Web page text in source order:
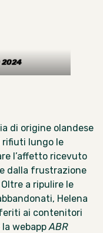
2024
di origine olandese
rifiuti lungo le
l’affetto ricevuto
dalla frustrazione
a ripulire le
Helena
ai contenitori
la webappABR